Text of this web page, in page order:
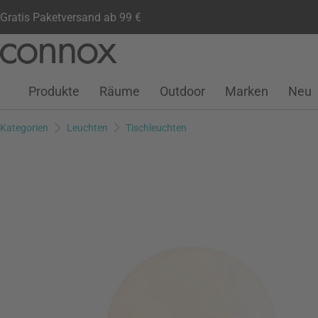
Gratis Paketversand ab 99 €
Seiteninhalt
Suchfeld
Kundenkonto
Wunschliste
Warenkorb
Produkte Räume Outdoor Marken Neu
Kategorien Leuchten Tischleuchten